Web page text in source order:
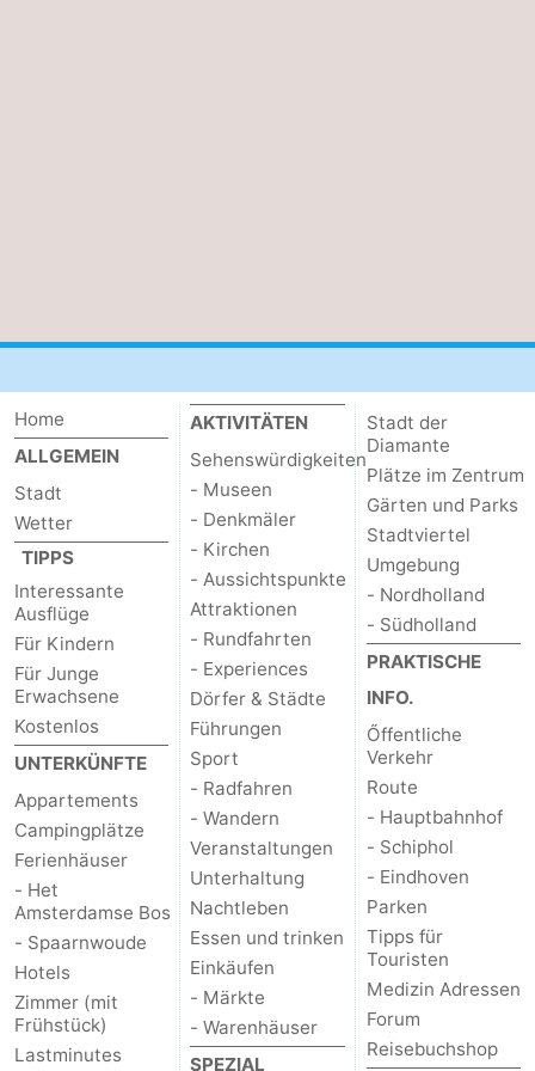
Home
ALLGEMEIN
Stadt
Wetter
TIPPS
Interessante
Ausflüge
Für Kindern
Für Junge
Erwachsene
Kostenlos
UNTERKÜNFTE
Appartements
Campingplätze
Ferienhäuser
- Het
Amsterdamse Bos
- Spaarnwoude
Hotels
Zimmer (mit
Frühstück)
Lastminutes
AKTIVITÄTEN
Sehenswürdigkeiten
- Museen
- Denkmäler
- Kirchen
- Aussichtspunkte
Attraktionen
- Rundfahrten
- Experiences
Dörfer & Städte
Führungen
Sport
- Radfahren
- Wandern
Veranstaltungen
Unterhaltung
Nachtleben
Essen und trinken
Einkäufen
- Märkte
- Warenhäuser
SPEZIAL
Stadt der
Diamante
Plätze im Zentrum
Gärten und Parks
Stadtviertel
Umgebung
- Nordholland
- Südholland
PRAKTISCHE
INFO.
Őffentliche
Verkehr
Route
- Hauptbahnhof
- Schiphol
- Eindhoven
Parken
Tipps für
Touristen
Medizin Adressen
Forum
Reisebuchshop